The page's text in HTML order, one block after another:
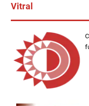
Vitral